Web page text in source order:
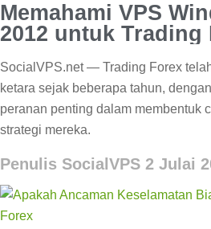
Memahami VPS
2012 untuk Trading
SocialVPS.net — Trading Forex
ketara sejak beberapa tahun,
peranan penting dalam membentuk
strategi mereka.
Penulis SocialVPS 2 Julai